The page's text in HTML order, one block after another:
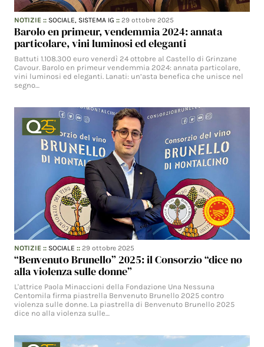
NOTIZIE :: SOCIALE, SISTEMA IG ::29 ottobre 2025
Barolo en primeur, vendemmia 2024: annata
particolare, vini luminosi ed eleganti
Battuti 1.108.300 euro venerdì 24 ottobre al Castello di Grinzane
Cavour. Barolo en primeur vendemmia 2024: annata particolare,
vini luminosi ed eleganti. Lanati: un’asta benefica che unisce nel
segno…
NOTIZIE :: SOCIALE ::29 ottobre 2025
“Benvenuto Brunello” 2025: il Consorzio “dice no
alla violenza sulle donne”
L'attrice Paola Minaccioni della Fondazione Una Nessuna
Centomila firma piastrella Benvenuto Brunello 2025 contro
violenza sulle donne. La piastrella di Benvenuto Brunello 2025
dice no alla violenza sulle…